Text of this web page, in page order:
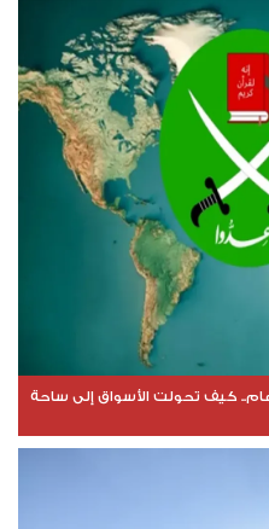
كيف تحولت الأسواق إلى ساحة